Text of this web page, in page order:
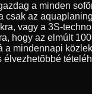
a minden
csak az
vagy a 3S-
hogy az elmúlt
a mindennapi
élvezhetõbbé